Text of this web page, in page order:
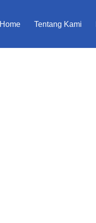
Home Tentang Kami